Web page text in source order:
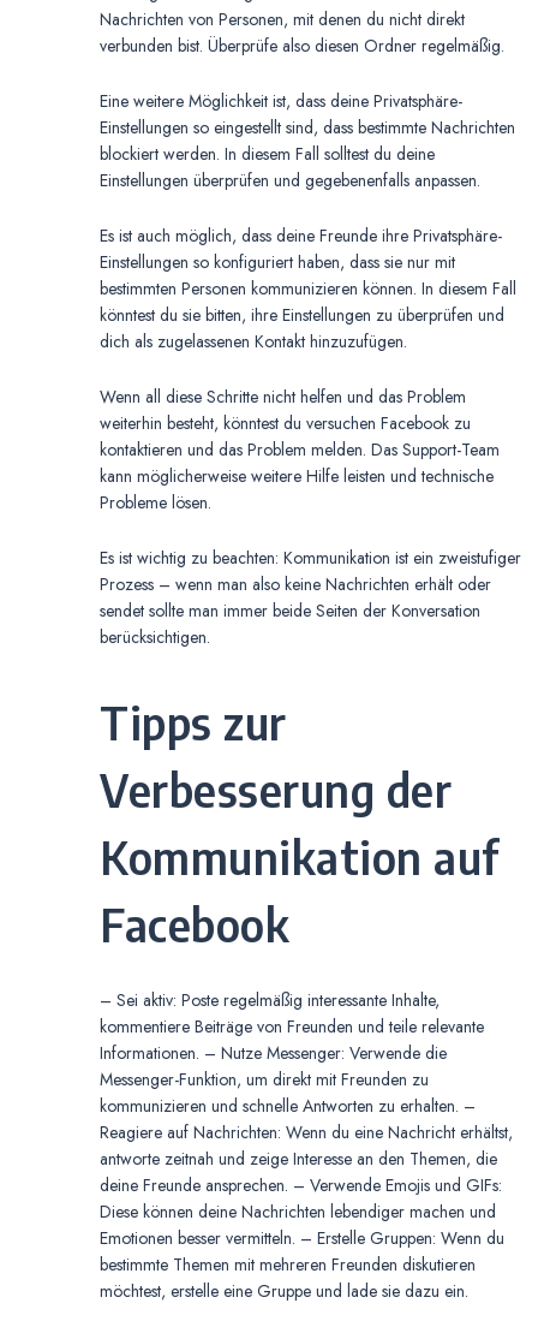
Nachrichten von Personen, mit denen du nicht direkt
verbunden bist. Überprüfe also diesen Ordner regelmäßig.
Eine weitere Möglichkeit ist, dass deine Privatsphäre-
Einstellungen so eingestellt sind, dass bestimmte Nachrichten
blockiert werden. In diesem Fall solltest du deine
Einstellungen überprüfen und gegebenenfalls anpassen.
Es ist auch möglich, dass deine Freunde ihre Privatsphäre-
Einstellungen so konfiguriert haben, dass sie nur mit
bestimmten Personen kommunizieren können. In diesem Fall
könntest du sie bitten, ihre Einstellungen zu überprüfen und
dich als zugelassenen Kontakt hinzuzufügen.
Wenn all diese Schritte nicht helfen und das Problem
weiterhin besteht, könntest du versuchen Facebook zu
kontaktieren und das Problem melden. Das Support-Team
kann möglicherweise weitere Hilfe leisten und technische
Probleme lösen.
Es ist wichtig zu beachten: Kommunikation ist ein zweistufiger
Prozess – wenn man also keine Nachrichten erhält oder
sendet sollte man immer beide Seiten der Konversation
berücksichtigen.
Tipps zur
Verbesserung der
Kommunikation auf
Facebook
– Sei aktiv: Poste regelmäßig interessante Inhalte,
kommentiere Beiträge von Freunden und teile relevante
Informationen. – Nutze Messenger: Verwende die
Messenger-Funktion, um direkt mit Freunden zu
kommunizieren und schnelle Antworten zu erhalten. –
Reagiere auf Nachrichten: Wenn du eine Nachricht erhältst,
antworte zeitnah und zeige Interesse an den Themen, die
deine Freunde ansprechen. – Verwende Emojis und GIFs:
Diese können deine Nachrichten lebendiger machen und
Emotionen besser vermitteln. – Erstelle Gruppen: Wenn du
bestimmte Themen mit mehreren Freunden diskutieren
möchtest, erstelle eine Gruppe und lade sie dazu ein.